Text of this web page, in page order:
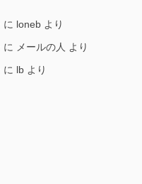
に loneb より
に メールの人 より
に lb より